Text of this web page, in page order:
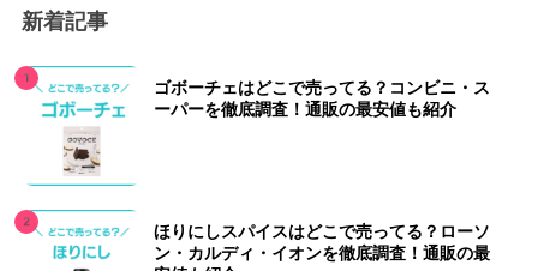
新着記事
ゴボーチェはどこで売ってる？コンビニ・ス
ーパーを徹底調査！通販の最安値も紹介
ほりにしスパイスはどこで売ってる？ローソ
ン・カルディ・イオンを徹底調査！通販の最